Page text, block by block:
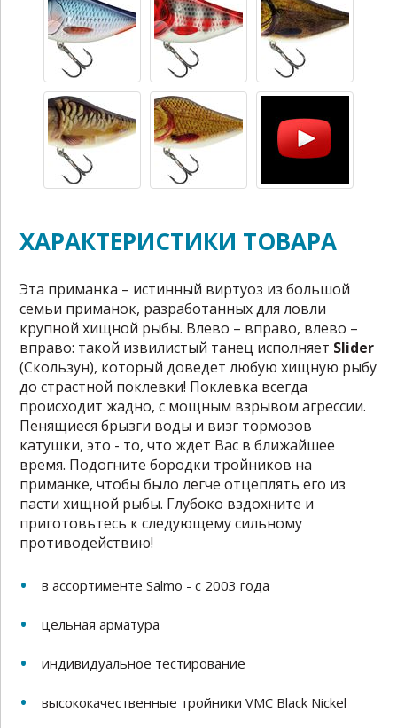
ХАРАКТЕРИСТИКИ ТОВАРА
Эта приманка – истинный виртуоз из большой
семьи приманок, разработанных для ловли
крупной хищной рыбы. Влево – вправо, влево –
вправо: такой извилистый танец исполняет Slider
(Скользун), который доведет любую хищную рыбу
до страстной поклевки! Поклевка всегда
происходит жадно, с мощным взрывом агрессии.
Пенящиеся брызги воды и визг тормозов
катушки, это - то, что ждет Вас в ближайшее
время. Подогните бородки тройников на
приманке, чтобы было легче отцеплять его из
пасти хищной рыбы. Глубоко вздохните и
приготовьтесь к следующему сильному
противодействию!
в ассортименте Salmo - c 2003 года
цельная арматура
индивидуальное тестирование
высококачественные тройники VMC Black Nickel